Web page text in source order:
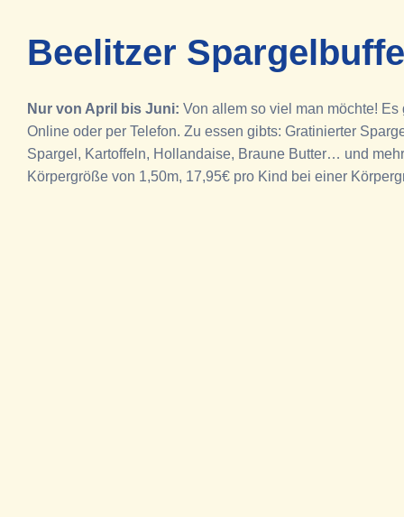
Beelitzer
Nur von April bis Juni: Von allem so viel man möchte!
Online oder per Telefon. Zu essen gibts: Gratinierter
Spargel, Kartoffeln, Hollandaise, Braune Butter… und
Körpergröße von 1,50m, 17,95€ pro Kind bei einer